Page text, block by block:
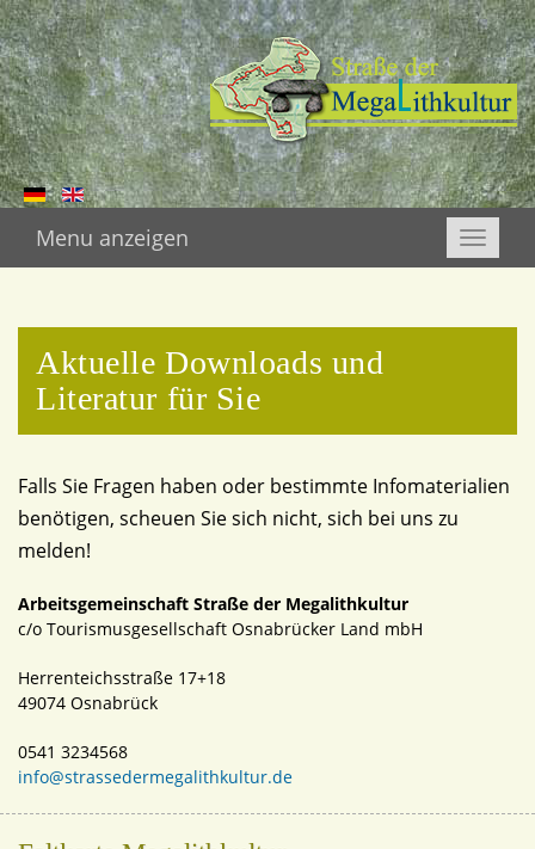
Toggle
Menu anzeigen
Aktuelle Downloads und
Literatur für Sie
Falls Sie Fragen haben oder bestimmte Infomaterialien
benötigen, scheuen Sie sich nicht, sich bei uns zu
melden!
Arbeitsgemeinschaft Straße der Megalithkultur
c/o Tourismusgesellschaft Osnabrücker Land mbH
Herrenteichsstraße 17+18
49074 Osnabrück
0541 3234568
info@strassedermegalithkultur.de